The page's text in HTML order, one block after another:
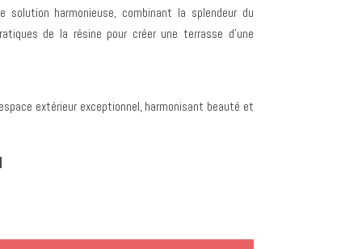
solution harmonieuse, combinant la splendeur du
de la résine pour créer une terrasse d’une
extérieur exceptionnel, harmonisant beauté et